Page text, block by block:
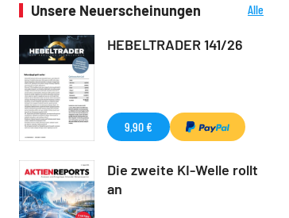
Unsere Neuerscheinungen
Alle
HEBELTRADER 141/26
9,90 €
Die zweite KI-Welle rollt
an